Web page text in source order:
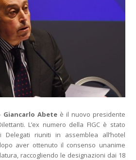
Giancarlo Abeteè il nuovo presidente
L’ex numero della FIGC è stato
Delegati riuniti in assemblea all’hotel
aver ottenuto il consenso unanime
raccogliendo le designazioni dai 18